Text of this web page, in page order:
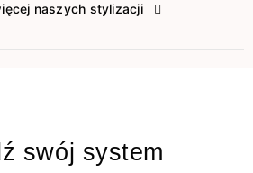
naszych stylizacji
swój system